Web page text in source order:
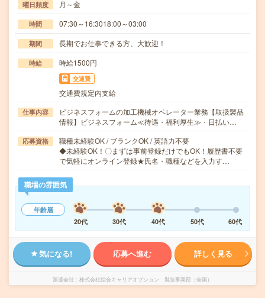
曜日頻度 月～金
時間 07:30～16:3018:00～03:00
期間 長期でお仕事できる方、大歓迎！
時給 時給1500円
交通費
交通費規定内支給
仕事内容
ビジネスフォームの加工機械オペレーター業務【取扱製品
情報】ビジネスフォーム≪待遇・福利厚生≫・日払い…
応募資格
職種未経験OK / ブランクOK / 英語力不要
◆未経験OK！〇まずは事前登録だけでもOK！履歴書不要
で気軽にオンライン登録★氏名・職種などを入力す…
職場の雰囲気
年齢層
20代
30代 40代 50代 60代
気になる! 応募へ進む 詳しく見る
派遣会社 株式会社綜合キャリアオプション 製造事業部（全国）